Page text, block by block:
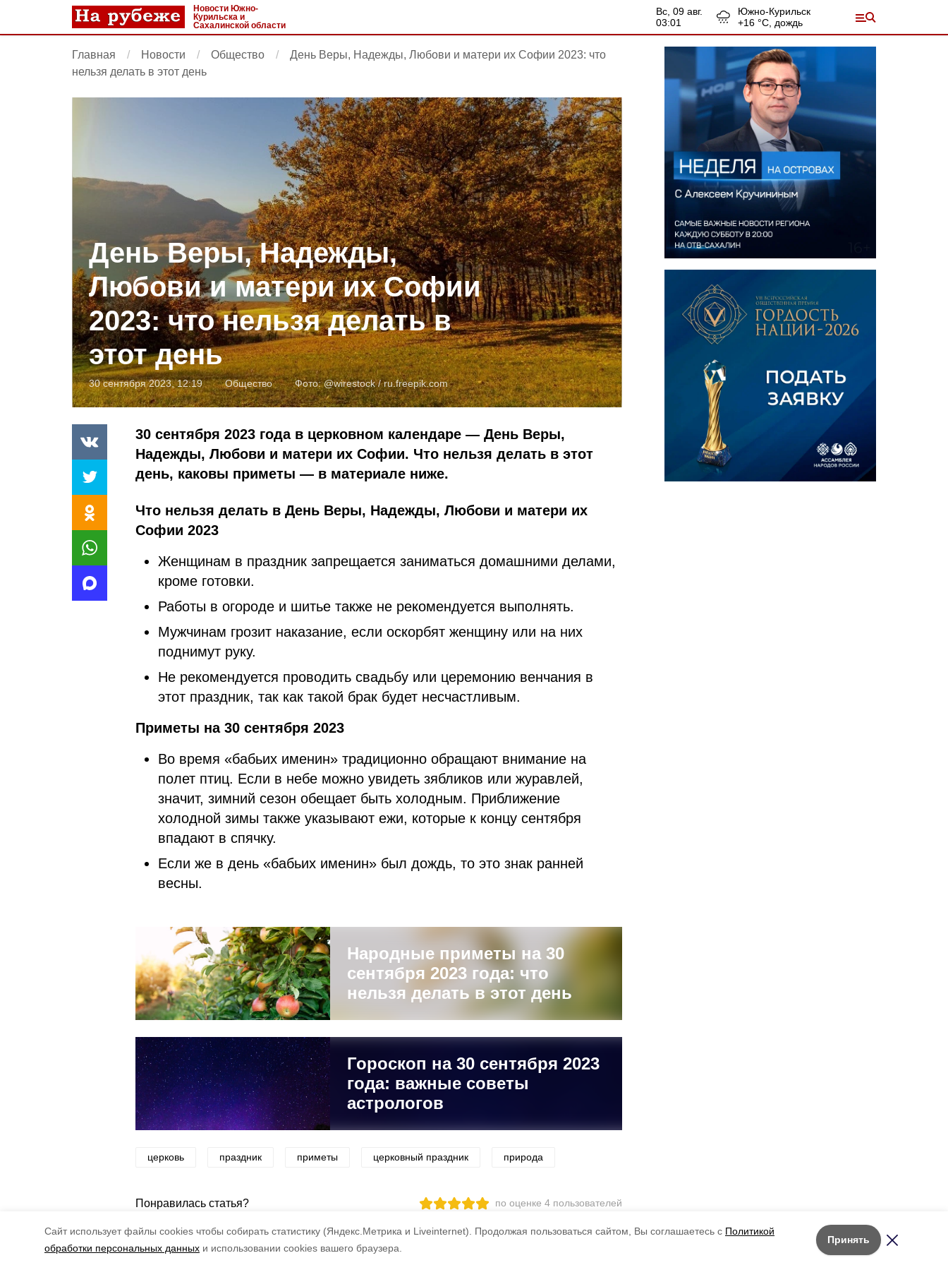
Cайт использует файлы cookies чтобы собирать статистику (Яндекс.Метрика и Liveinternet). Продолжая пользоваться сайтом, Вы соглашаетесь с Политикой
обработки персональных данных и использовании cookies вашего браузера.
Принять
Новости Южно-
Курильска и
Сахалинской области
вс, 09 авг.
03:01
Южно-Курильск
+16 °С, дождь
Лента новостей
Главная Новости Общество
День Веры, Надежды, Любови и матери их Софии 2023: что
нельзя делать в этот день
День Веры, Надежды,
Любови и матери их Софии
2023: что нельзя делать в
этот день
30 сентября 2023, 12:19 Общество Фото:@wirestock /ru.freepik.com
30 сентября 2023 года в церковном календаре — День Веры,
Надежды, Любови и матери их Софии. Что нельзя делать в этот
день, каковы приметы — в материале ниже.
Что нельзя делать в День Веры, Надежды, Любови и матери их
Софии 2023
Женщинам в праздник запрещается заниматься домашними делами,
кроме готовки.
Работы в огороде и шитье также не рекомендуется выполнять.
Мужчинам грозит наказание, если оскорбят женщину или на них
поднимут руку.
Не рекомендуется проводить свадьбу или церемонию венчания в
этот праздник, так как такой брак будет несчастливым.
Приметы на 30 сентября 2023
Во время «бабьих именин» традиционно обращают внимание на
полет птиц. Если в небе можно увидеть зябликов или журавлей,
значит, зимний сезон обещает быть холодным. Приближение
холодной зимы также указывают ежи, которые к концу сентября
впадают в спячку.
Если же в день «бабьих именин» был дождь, то это знак ранней
весны.
Народные приметы на 30
сентября 2023 года: что
нельзя делать в этот день
Гороскоп на 30 сентября 2023
года: важные советы
астрологов
церковь праздник приметы церковный праздник природа
Понравилась статья? по оценке 4 пользователей